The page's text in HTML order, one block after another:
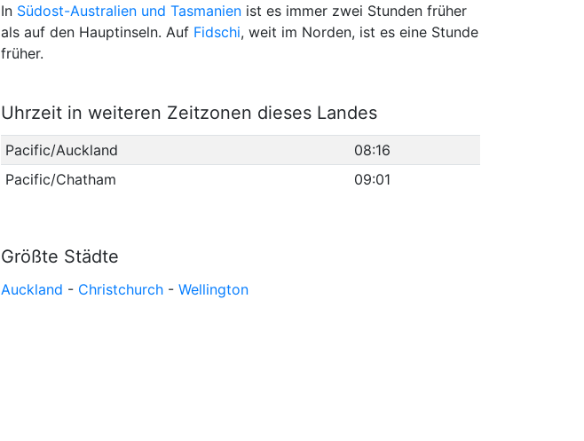
In Südost-Australien und Tasmanien ist es immer zwei Stunden früher
als auf den Hauptinseln. Auf Fidschi, weit im Norden, ist es eine Stunde
früher.
Uhrzeit in weiteren Zeitzonen dieses Landes
Pacific/Auckland
08:16
Pacific/Chatham
09:01
Größte Städte
Auckland - Christchurch - Wellington